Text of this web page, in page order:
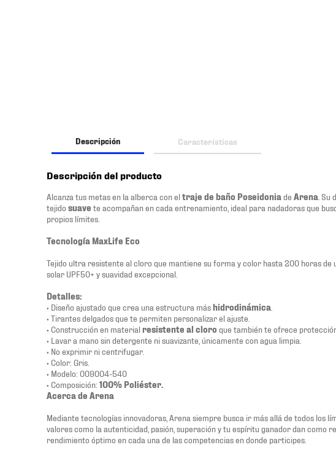
Descripción Características
Descripción del producto
Alcanza tus metas en la alberca con eltraje de baño Poseidonia de Arena . Su
tejido suave te acompañan en cada entrenamiento, ideal para nadadoras que
propios límites.
Tecnología MaxLife Eco
Tejido ultra resistente al cloro que mantiene su forma y color hasta 200 horas de
solar UPF50+ y suavidad excepcional.
Detalles:
• Diseño ajustado que crea una estructura máshidrodinámica
• Tirantes delgados que te permiten personalizar el ajuste.
• Construcción en materialresistente al cloro que también te ofrece protección
• Lavar a mano sin detergente ni suavizante, únicamente con agua limpia.
• No exprimir ni centrifugar.
• Color: Gris.
• Modelo: 009004-540
• Composición: 100% Poliéster.
Acerca de Arena
Mediante tecnologías innovadoras, Arena siempre busca ir más allá de todos los
valores como la autenticidad, pasión, superación y tu espíritu ganador dan como
rendimiento óptimo en cada una de las competencias en donde participes.